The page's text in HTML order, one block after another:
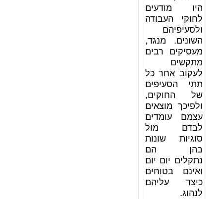
היו מודעים
לחוקי העבודה
ולסעיפיהם
השונים. מנגד,
מעסיקים רבים
מתקשים
לעקוב אחר כל
תתי הסעיפים
של החוקים,
ולפיכך מוצאים
עצמם עומדים
לבדם מול
סוגיות שונות
בהן הם
נתקלים יום יום
ואינם בטוחים
כיצד עליהם
לנהוג.